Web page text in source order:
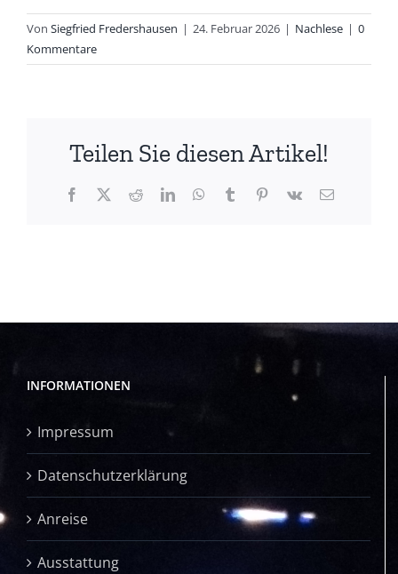
Von Siegfried Fredershausen | 24. Februar 2026 | Nachlese | 0
Kommentare
Teilen Sie diesen Artikel!
Facebook
X RedditLinkedInWhatsApp
TumblrPinterest
Vk
E-
INFORMATIONEN
Impressum
Datenschutzerklärung
Anreise
Ausstattung